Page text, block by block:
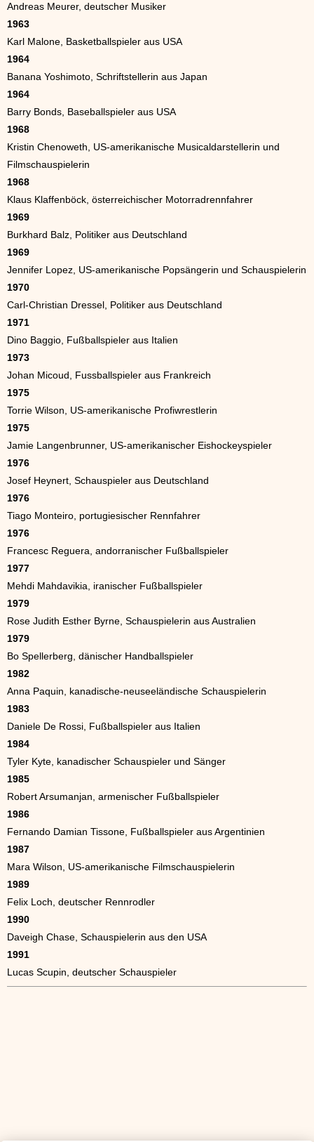
Andreas Meurer, deutscher Musiker
1963
Karl Malone, Basketballspieler aus USA
1964
Banana Yoshimoto, Schriftstellerin aus Japan
1964
Barry Bonds, Baseballspieler aus USA
1968
Kristin Chenoweth, US-amerikanische Musicaldarstellerin und
Filmschauspielerin
1968
Klaus Klaffenböck, österreichischer Motorradrennfahrer
1969
Burkhard Balz, Politiker aus Deutschland
1969
Jennifer Lopez, US-amerikanische Popsängerin und Schauspielerin
1970
Carl-Christian Dressel, Politiker aus Deutschland
1971
Dino Baggio, Fußballspieler aus Italien
1973
Johan Micoud, Fussballspieler aus Frankreich
1975
Torrie Wilson, US-amerikanische Profiwrestlerin
1975
Jamie Langenbrunner, US-amerikanischer Eishockeyspieler
1976
Josef Heynert, Schauspieler aus Deutschland
1976
Tiago Monteiro, portugiesischer Rennfahrer
1976
Francesc Reguera, andorranischer Fußballspieler
1977
Mehdi Mahdavikia, iranischer Fußballspieler
1979
Rose Judith Esther Byrne, Schauspielerin aus Australien
1979
Bo Spellerberg, dänischer Handballspieler
1982
Anna Paquin, kanadische-neuseeländische Schauspielerin
1983
Daniele De Rossi, Fußballspieler aus Italien
1984
Tyler Kyte, kanadischer Schauspieler und Sänger
1985
Robert Arsumanjan, armenischer Fußballspieler
1986
Fernando Damian Tissone, Fußballspieler aus Argentinien
1987
Mara Wilson, US-amerikanische Filmschauspielerin
1989
Felix Loch, deutscher Rennrodler
1990
Daveigh Chase, Schauspielerin aus den USA
1991
Lucas Scupin, deutscher Schauspieler